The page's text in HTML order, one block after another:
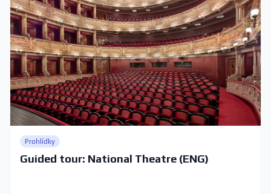
Prohlídky
Guided tour: National Theatre (ENG)